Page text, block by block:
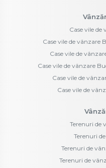
Case vile de
Case vile de vânzare
Case vile de
Case vile de vânzare
Case vile de
Case vile de
Terenuri de
Terenuri
Terenuri de
Terenuri de